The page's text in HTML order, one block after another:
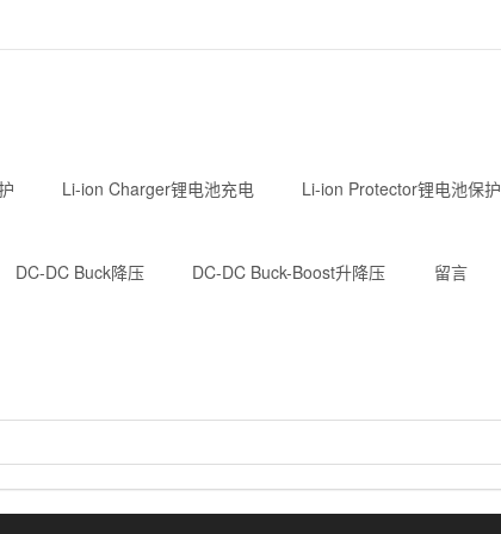
Li-ion Charger锂电池充电 Li-ion Protector锂电池保护
DC-DC Buck降压 DC-DC Buck-Boost升降压 留言